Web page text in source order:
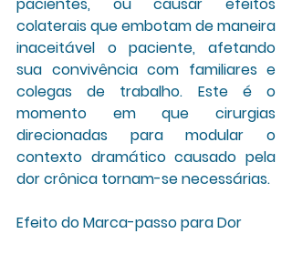
colaterais que embotam de maneira
inaceitável o paciente, afetando
sua convivência com familiares e
colegas de trabalho. Este é o
momento em que cirurgias
direcionadas para modular o
contexto dramático causado pela
dor crônica tornam-se necessárias.
Efeito do Marca-passo para Dor